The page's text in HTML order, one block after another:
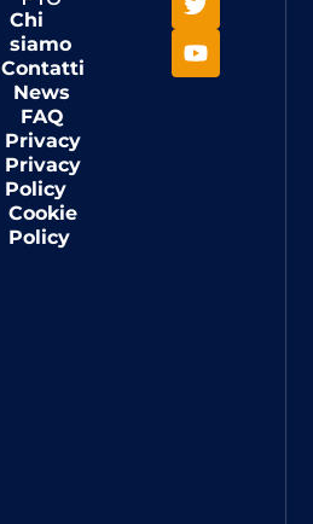
Chi
siamo
Contatti
News
FAQ
Privacy
Privacy
Policy
Cookie
Policy